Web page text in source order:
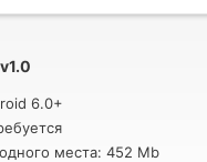
v1.0
6.0+
места: 452 Mb